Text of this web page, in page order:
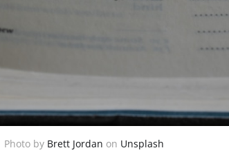
Photo by Brett Jordan on Unsplash